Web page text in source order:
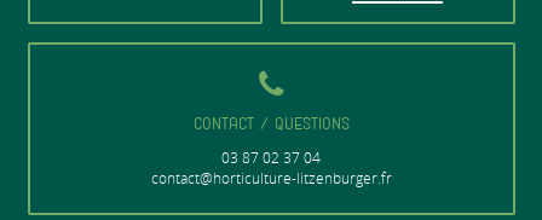
CONTACT / QUESTIONS
03 87 02 37 04
contact@horticulture-litzenburger.fr